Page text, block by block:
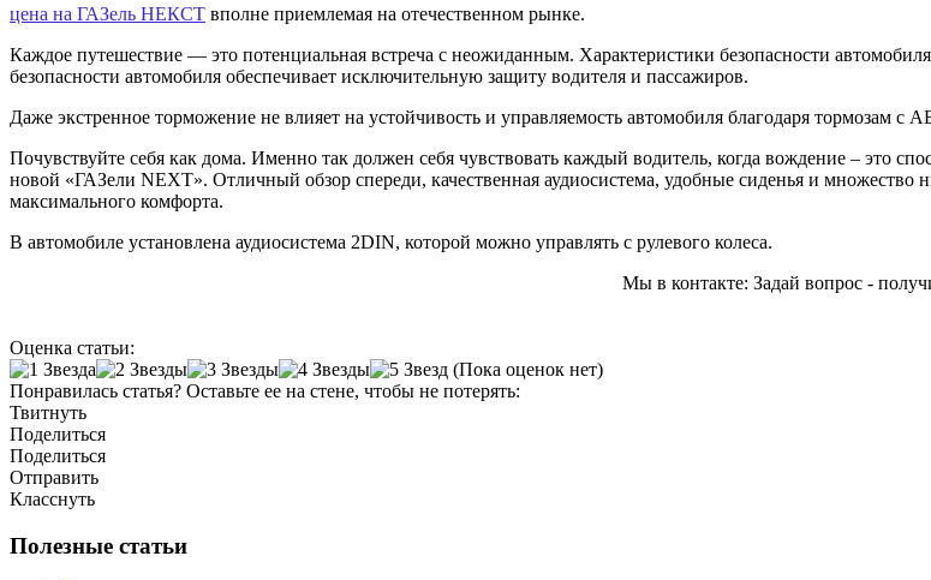
цена на ГАЗель НЕКСТ вполне приемлемая на отечественном рынке.
Каждое путешествие — это потенциальная встреча с неожиданным. Характеристики безопасности
безопасности автомобиля обеспечивает исключительную защиту водителя и пассажиров.
Даже экстренное торможение не влияет на устойчивость и управляемость автомобиля благодаря тормозам с
Почувствуйте себя как дома. Именно так должен себя чувствовать каждый водитель, когда вождение – это
новой «ГАЗели NEXT». Отличный обзор спереди, качественная аудиосистема, удобные сиденья и множество
максимального комфорта.
В автомобиле установлена аудиосистема 2DIN, которой можно управлять с рулевого колеса.
Мы в контакте: Задай вопрос -
Оценка статьи:
(Пока оценок нет)
Понравилась статья? Оставьте ее на стене, чтобы не потерять:
Твитнуть
Поделиться
Поделиться
Отправить
Класснуть
Полезные статьи